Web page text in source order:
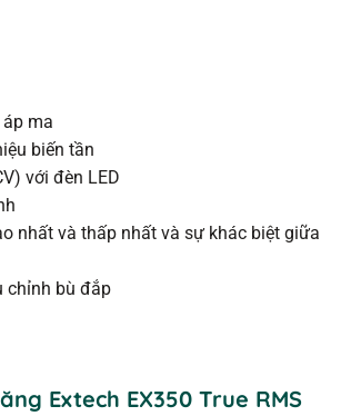
ma
biến tần
với đèn LED
nhất và thấp nhất và sự khác biệt giữa
chỉnh bù đắp
Extech EX350 True RMS